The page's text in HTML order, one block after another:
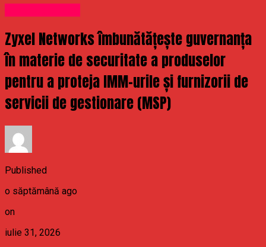
Zyxel Networks îmbunătățește guvernanța
în materie de securitate a produselor
pentru a proteja IMM-urile și furnizorii de
servicii de gestionare (MSP)
Published
o săptămână ago
on
iulie 31, 2026